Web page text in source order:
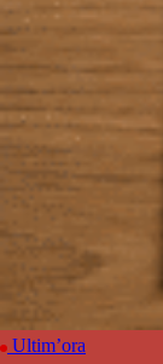
Ultim’ora